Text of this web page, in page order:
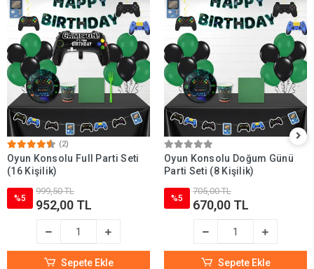
(2)
Oyun Konsolu Full Parti Seti
(16 Kişilik)
%5
999,50 TL
952,00 TL
Sepete Ekle
Oyun Konsolu Doğum Günü
Parti Seti (8 Kişilik)
%5
705,00 TL
670,00 TL
Sepete Ekle